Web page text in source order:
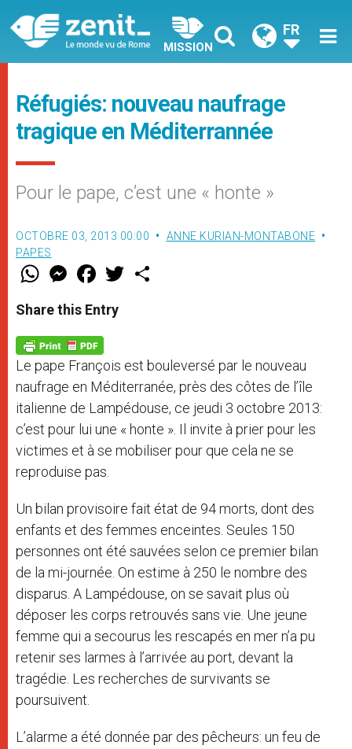
MISSION
FR
Réfugiés: nouveau naufrage
tragique en Méditerrannée
Pour le pape, c’est une « honte »
OCTOBRE 03, 2013 00:00
ANNE KURIAN-MONTABONE
PAPES
W
t
s
p
p
M
e
s
e
g
e
r
F
a
e
b
o
k
w
Share this Entry
Le pape François est bouleversé par le nouveau
naufrage en Méditerranée, près des côtes de l’île
italienne de Lampédouse, ce jeudi 3 octobre 2013:
c’est pour lui une « honte ». Il invite à prier pour les
victimes et à se mobiliser pour que cela ne se
reproduise pas.
Un bilan provisoire fait état de 94 morts, dont des
enfants et des femmes enceintes. Seules 150
personnes ont été sauvées selon ce premier bilan
de la mi-journée. On estime à 250 le nombre des
disparus. A Lampédouse, on se savait plus où
déposer les corps retrouvés sans vie. Une jeune
femme qui a secourus les rescapés en mer n’a pu
retenir ses larmes à l’arrivée au port, devant la
tragédie. Les recherches de survivants se
poursuivent.
L’alarme a été donnée par des pêcheurs: un feu de